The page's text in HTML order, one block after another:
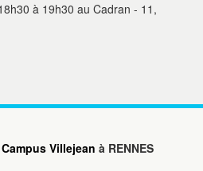
à 19h30 au Cadran - 11,
Villejean à RENNES